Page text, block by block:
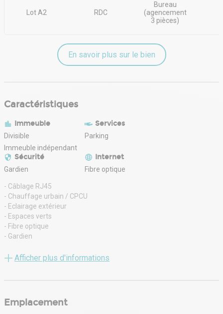
Lot A2 RDC
Bureau
(agencement
3 pièces)
En savoir plus sur le bien
Caractéristiques
Immeuble
Divisible
Immeuble indépendant
Services
Parking
Sécurité
Gardien
Internet
Fibre optique
- Câblage RJ45
- Chauffage urbain / CPCU
- Eclairage extérieur
- Espaces verts
- Fibre optique
- Gardien
- Mezzanine
- Vidéosurveillance
Afficher plus d'informations
Emplacement